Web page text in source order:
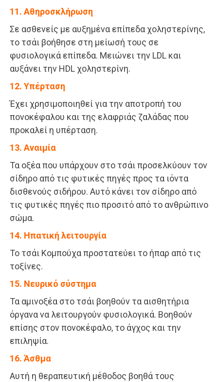
11. Αθηροσκλήρωση
Σε ασθενείς με αυξημένα επίπεδα χοληστερίνης,
το τσάι βοήθησε στη μείωσή τους σε
φυσιολογικά επίπεδα. Μειώνει την LDL και
αυξάνει την HDL χοληστερίνη.
12. Υπέρταση
Έχει χρησιμοποιηθεί για την αποτροπή του
πονοκέφαλου και της ελαφριάς ζαλάδας που
προκαλεί η υπέρταση.
13. Αναιμία
Τα οξέα που υπάρχουν στο τσάι προσελκύουν τον
σίδηρο από τις φυτικές πηγές προς τα ιόντα
δισθενούς σιδήρου. Αυτό κάνει τον σίδηρο από
τις φυτικές πηγές πιο προσιτό από το ανθρώπινο
σώμα.
14. Ηπατική λειτουργία
Το τσάι Κομπούχα προστατεύει το ήπαρ από τις
τοξίνες.
15. Νευρικό σύστημα
Τα αμινοξέα στο τσάι βοηθούν τα αισθητήρια
όργανα να λειτουργούν φυσιολογικά. Βοηθούν
επίσης στον πονοκέφαλο, το άγχος και την
επιληψία.
16. Άσθμα
Αυτή η θεραπευτική μέθοδος βοηθά τους